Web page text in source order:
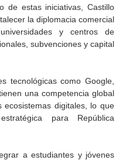
de estas iniciativas, Castillo
la diplomacia comercial
y centros de
subvenciones y capital
tecnológicas como Google,
una competencia global
digitales, lo que
para República
a estudiantes y jóvenes